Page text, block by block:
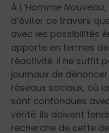
À L’Homme Nouveau
d’éviter ce travers
avec les possibilités
apporte en termes
réactivité. Il ne suffit
journaux de
réseaux sociaux, où
sont confondues
vérité. Ils doivent
recherche de cette